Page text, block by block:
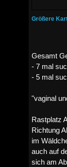
Größere
Gesamt
- 7 mal
- 5 mal
"vaginal
Rastplatz
Richtung
im
auch auf
sich am